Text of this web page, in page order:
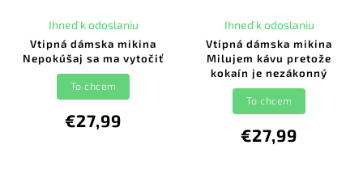
Vtipná dámska mikina
Nepokúšaj sa ma vytočiť
Ihneď k odoslaniu
€27,99
To chcem
Vtipná dámska mikina
Milujem kávu pretože
kokaín je nezákonný
Ihneď k odoslaniu
€27,99
To chcem